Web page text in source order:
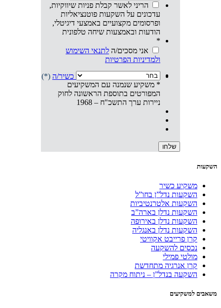
הריני לאשר קבלת פניות שיווקיות,
עדכונים על השקעות פוטנציאליות
ופרסומים מקצועיים באמצעי דיגיטלי,
הודעות ובאמצעות שיחה טלפונית
*
אני מסכים/ה לתנאי השימוש
ולמדיניות הפרטיות
אני מצהיר/ה שהנני
משקיע/ה כשיר/ה (*)
* משקיע שנמנה עם המשקיעים
המפורטים בתוספת הראשונה לחוק
ניירות ערך התשכ"ח – 1968
השקעות
משקיע כשיר
השקעות נדל”ן בחו”ל
השקעות אלטרנטיביות
השקעות נדלן בארה”ב
השקעות נדלן באירופה
השקעות נדלן באנגליה
קרן פרייבט אקוויטי
נכסים להשקעה
מולטי פמילי
קרן אנרגיה מתחדשת
השקעה בנדל”ן – ניתוח מקרה
משאבים למשקיעים